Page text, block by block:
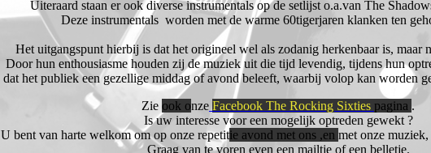
Uiteraard staan er ook diverse instrumentals op de setlijst o.a.van The
Deze instrumentals worden met de warme 60tigerjaren klanken ten
Het uitgangspunt hierbij is dat het origineel wel als zodanig herkenbaar is, maar
Door hun enthousiasme houden zij de muziek uit die tijd levendig, tijdens hun
dat het publiek een gezellige middag of avond beleeft, waarbij volop kan worden
Zie ook onze Facebook The Rocking Sixties pagina .
Is uw interesse voor een mogelijk optreden gewekt ?
U bent van harte welkom om op onze repetitie avond met ons ,en met onze
Graag van te voren even een mailtje of een belletje.